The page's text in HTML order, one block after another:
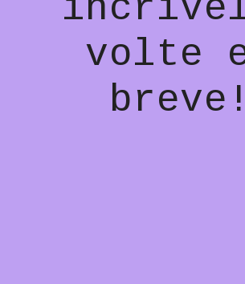
volte
breve!